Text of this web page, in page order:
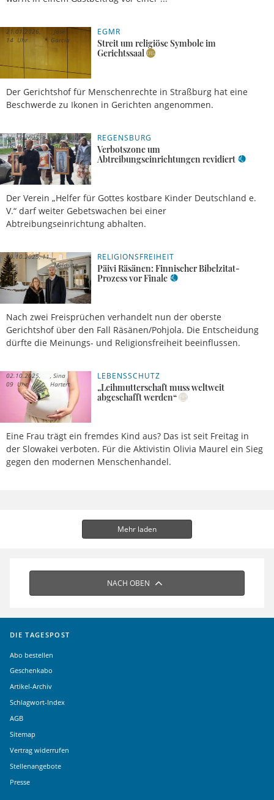
EGMR
Streit um religiöse Symbole im
Gerichtssaal
Der Gerichtshof für Menschenrechte in Straßburg hat eine
Beschwerde zu Ikonen in Gerichten angenommen.
21.01.2026,
14 Uhr
José
García
REGENSBURG
Verbotszone um
Abtreibungseinrichtungen revidiert
Der Verein „Helfer für Gottes kostbare Kinder Deutschland e.
V.“ darf weiter Gebetswachen bei einer
Abtreibungseinrichtung abhalten.
06.11.2025,
16 Uhr
José
García
RELIGIONSFREIHEIT
Päivi Räsänen: Finnischer Bibelzitat-
Prozess vor Finale
Nach zwei Freisprüchen verhandelt nun der oberste
Gerichtshof über den Fall Räsänen/Pohjola. Die Entscheidung
dürfte die Meinungs- und Religionsfreiheit beeinflussen.
29.10.2025, 11
Uhr
Meldung
LEBENSSCHUTZ
„Leihmutterschaft muss weltweit
abgeschafft werden“
Eine Frau trägt ein fremdes Kind aus? Das ist seit Freitag in
der Slowakei verboten. Für die Aktivistin Olivia Maurel ein Sieg
gegen den modernen Menschenhandel.
02.10.2025,
09 Uhr
Sina
Hartert
Mehr laden
NACH OBEN
DIE TAGESPOST
Abo bestellen
Geschenkabo
Artikel-Archiv
Schlagwort-Index
AGB
Sitemap
Vertrag widerrufen
Stellenangebote
Presse